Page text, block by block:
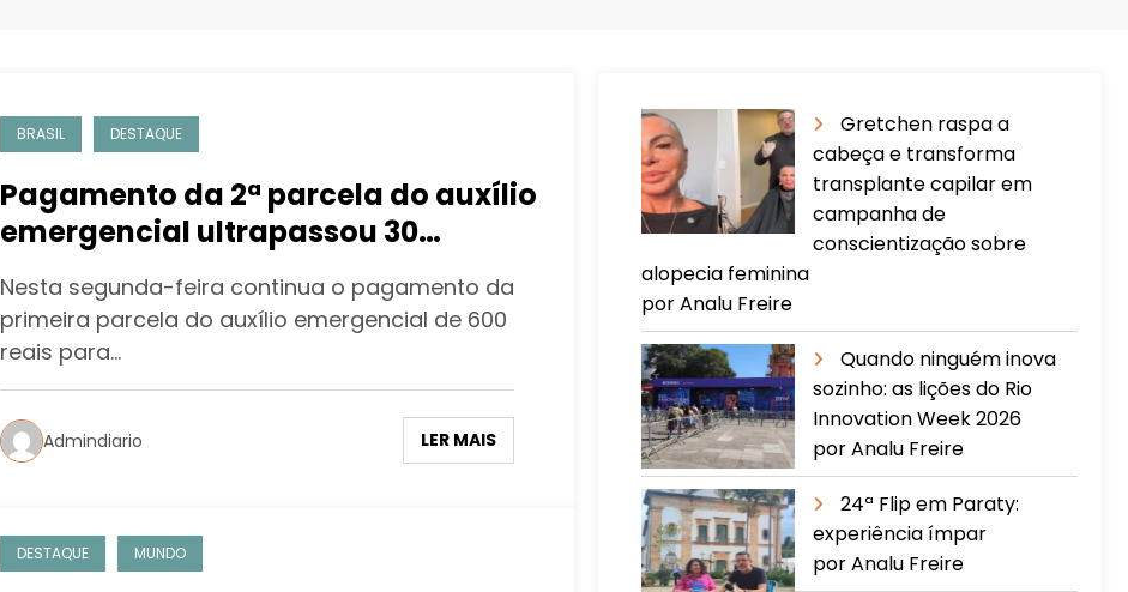
BRASIL DESTAQUE
Pagamento da 2ª parcela do auxílio
emergencial ultrapassou 30
milhões de trabalhadores informais
Nesta segunda-feira continua o pagamento da
primeira parcela do auxílio emergencial de 600
reais para…
Admindiario LER MAIS
DESTAQUE MUNDO
Gretchen raspa a
cabeça e transforma
transplante capilar em
campanha de
conscientização sobre
alopecia feminina
por Analu Freire
Quando ninguém inova
sozinho: as lições do Rio
Innovation Week 2026
por Analu Freire
24ª Flip em Paraty:
experiência ímpar
por Analu Freire